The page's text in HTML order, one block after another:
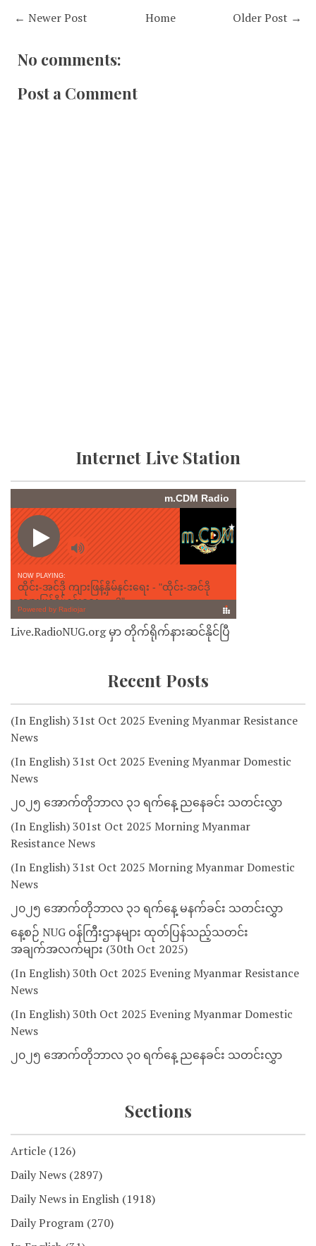
← Newer Post Older Post →
Home
No comments:
Post a Comment
Internet Live Station
Live.RadioNUG.org မှာ တိုက်ရိုက်နားဆင်နိုင်ပြီ
Recent Posts
(In English) 31st Oct 2025 Evening Myanmar Resistance
News
(In English) 31st Oct 2025 Evening Myanmar Domestic
News
၂၀၂၅ အောက်တိုဘာလ ၃၁ ရက်နေ့ ညနေခင်း သတင်းလွှာ
(In English) 301st Oct 2025 Morning Myanmar
Resistance News
(In English) 31st Oct 2025 Morning Myanmar Domestic
News
၂၀၂၅ အောက်တိုဘာလ ၃၁ ရက်နေ့ မနက်ခင်း သတင်းလွှာ
နေ့စဉ် NUG ဝန်ကြီးဌာနများ ထုတ်ပြန်သည့်သတင်း
အချက်အလက်များ (30th Oct 2025)
(In English) 30th Oct 2025 Evening Myanmar Resistance
News
(In English) 30th Oct 2025 Evening Myanmar Domestic
News
၂၀၂၅ အောက်တိုဘာလ ၃၀ ရက်နေ့ ညနေခင်း သတင်းလွှာ
Sections
Article (126)
Daily News (2897)
Daily News in English (1918)
Daily Program (270)